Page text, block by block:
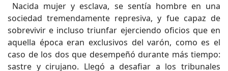
Nacida mujer y esclava, se sentía hombre en una
sociedad tremendamente represiva, y fue capaz de
sobrevivir e incluso triunfar ejerciendo oficios que en
aquella época eran exclusivos del varón, como es el
caso de los dos que desempeñó durante más tiempo:
sastre y cirujano. Llegó a desafiar a los tribunales